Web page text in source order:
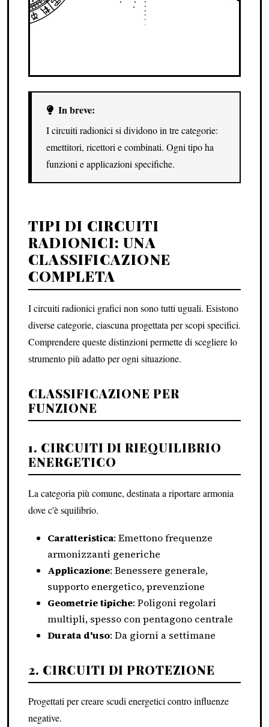
In breve:
I circuiti radionici si dividono in tre categorie:
emettitori, ricettori e combinati. Ogni tipo ha
funzioni e applicazioni specifiche.
TIPI DI CIRCUITI
RADIONICI: UNA
CLASSIFICAZIONE
COMPLETA
I circuiti radionici grafici non sono tutti uguali. Esistono
diverse categorie, ciascuna progettata per scopi specifici.
Comprendere queste distinzioni permette di scegliere lo
strumento più adatto per ogni situazione.
CLASSIFICAZIONE PER
FUNZIONE
1. CIRCUITI DI RIEQUILIBRIO
ENERGETICO
La categoria più comune, destinata a riportare armonia
dove c'è squilibrio.
Caratteristica: Emettono frequenze
armonizzanti generiche
Applicazione: Benessere generale,
supporto energetico, prevenzione
Geometrie tipiche: Poligoni regolari
multipli, spesso con pentagono centrale
Durata d'uso: Da giorni a settimane
2. CIRCUITI DI PROTEZIONE
Progettati per creare scudi energetici contro influenze
negative.